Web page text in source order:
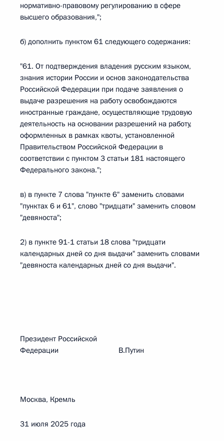
нормативно-правовому регулированию в сфере
высшего образования,";
б) дополнить пунктом 61 следующего содержания:
"61. От подтверждения владения русским языком,
знания истории России и основ законодательства
Российской Федерации при подаче заявления о
выдаче разрешения на работу освобождаются
иностранные граждане, осуществляющие трудовую
деятельность на основании разрешений на работу,
оформленных в рамках квоты, установленной
Правительством Российской Федерации в
соответствии с пунктом 3 статьи 181 настоящего
Федерального закона.";
в) в пункте 7 слова "пункте 6" заменить словами
"пунктах 6 и 61", слово "тридцати" заменить словом
"девяноста";
2) в пункте 91-1 статьи 18 слова "тридцати
календарных дней со дня выдачи" заменить словами
"девяноста календарных дней со дня выдачи".
Президент Российской
Федерации В.Путин
Москва, Кремль
31 июля 2025 года